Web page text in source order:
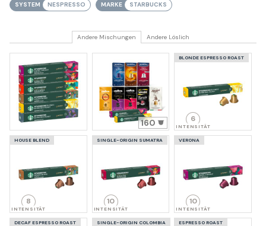
SYSTEM NESPRESSO MARKE STARBUCKS
Andere Mischungen Andere Löslich
160
BLONDE ESPRESSO ROAST
6
INTENSITÄT
HOUSE BLEND
8
INTENSITÄT
SINGLE-ORIGIN SUMATRA
10
INTENSITÄT
VERONA
10
INTENSITÄT
DECAF ESPRESSO ROAST SINGLE-ORIGIN COLOMBIA ESPRESSO ROAST